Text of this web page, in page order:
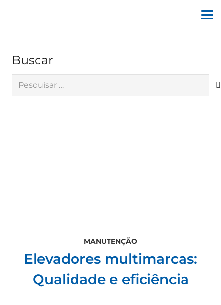
Buscar
Pesquisar
MANUTENÇÃO
Elevadores multimarcas:
Qualidade e eficiência